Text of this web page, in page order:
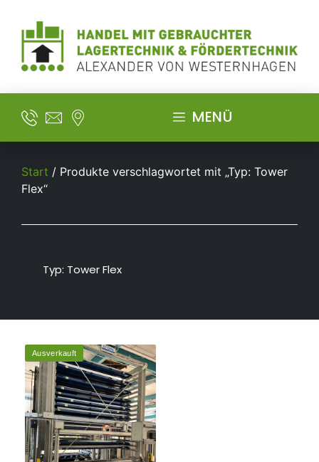
MENÜ
Start / Produkte verschlagwortet mit „Typ: Tower
Flex“
Typ: Tower Flex
Ausverkauft